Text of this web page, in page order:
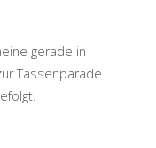
gerade in
Tassenparade